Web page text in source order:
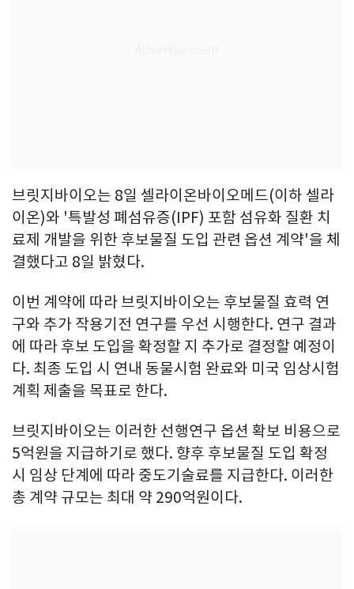
브릿지바이오는 8일 셀라이온바이오메드(이하 셀라
이온)와 '특발성 폐섬유증(IPF) 포함 섬유화 질환 치
료제 개발을 위한 후보물질 도입 관련 옵션 계약'을 체
결했다고 8일 밝혔다.
이번 계약에 따라 브릿지바이오는 후보물질 효력 연
구와 추가 작용기전 연구를 우선 시행한다. 연구 결과
에 따라 후보 도입을 확정할 지 추가로 결정할 예정이
다. 최종 도입 시 연내 동물시험 완료와 미국 임상시험
계획 제출을 목표로 한다.
브릿지바이오는 이러한 선행연구 옵션 확보 비용으로
5억원을 지급하기로 했다. 향후 후보물질 도입 확정
시 임상 단계에 따라 중도기술료를 지급한다. 이러한
총 계약 규모는 최대 약 290억원이다.